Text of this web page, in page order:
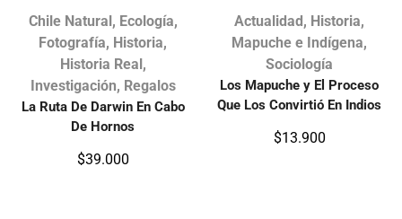
Chile Natural, Ecología,
Fotografía, Historia,
Historia Real,
Investigación, Regalos
La Ruta De Darwin En Cabo
De Hornos
$39.000
Actualidad, Historia,
Mapuche e Indígena,
Sociología
Los Mapuche y El Proceso
Que Los Convirtió En Indios
$13.900